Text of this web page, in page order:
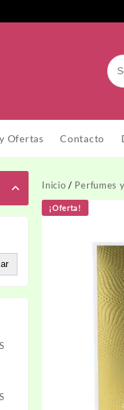
Ofertas Contacto
Inicio / Perfumes
¡Oferta!